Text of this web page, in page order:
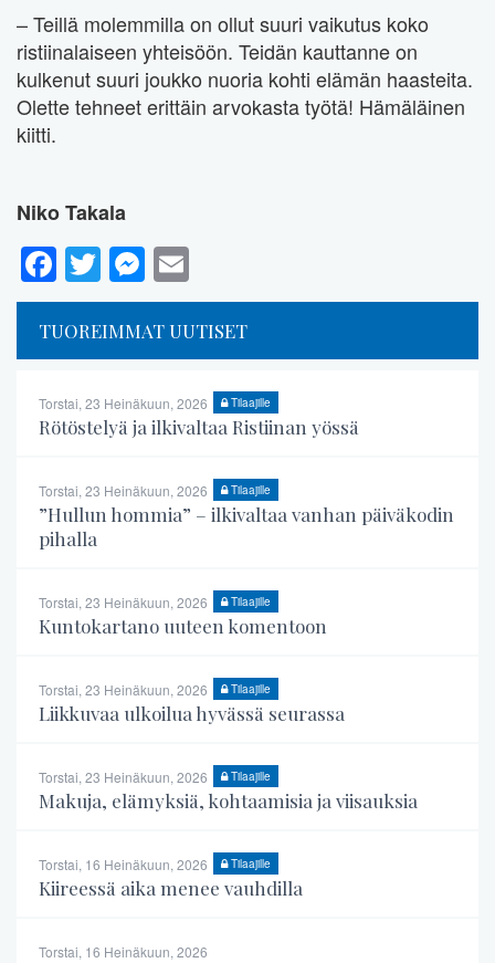
– Teillä molemmilla on ollut suuri vaikutus koko
ristiinalaiseen yhteisöön. Teidän kauttanne on
kulkenut suuri joukko nuoria kohti elämän haasteita.
Olette tehneet erittäin arvokasta työtä! Hämäläinen
kiitti.
Niko Takala
Facebook
TwitterMessenger
TUOREIMMAT UUTISET
Torstai, 23 Heinäkuun, 2026 Tilaajille
Rötöstelyä ja ilkivaltaa Ristiinan yössä
Torstai, 23 Heinäkuun, 2026 Tilaajille
”Hullun hommia” – ilkivaltaa vanhan päiväkodin
pihalla
Torstai, 23 Heinäkuun, 2026 Tilaajille
Kuntokartano uuteen komentoon
Torstai, 23 Heinäkuun, 2026 Tilaajille
Liikkuvaa ulkoilua hyvässä seurassa
Torstai, 23 Heinäkuun, 2026 Tilaajille
Makuja, elämyksiä, kohtaamisia ja viisauksia
Torstai, 16 Heinäkuun, 2026 Tilaajille
Kiireessä aika menee vauhdilla
Torstai, 16 Heinäkuun, 2026